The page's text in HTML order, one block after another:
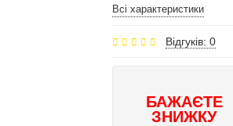
Всі характеристики
Відгуків: 0
БАЖАЄТЕ
ЗНИЖКУ